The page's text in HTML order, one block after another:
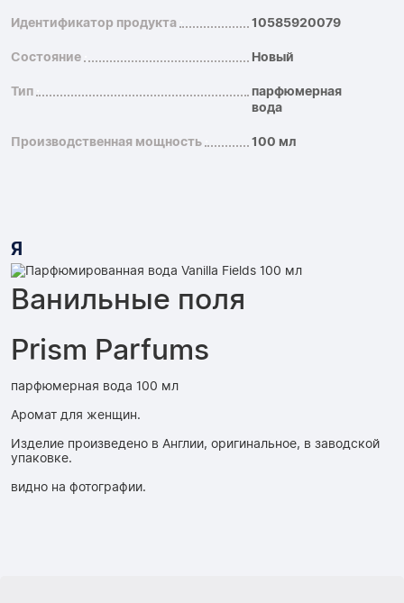
Идентификатор продукта 10585920079
Состояние Новый
Тип
парфюмерная
вода
Производственная мощность 100 мл
Я
Ванильные поля
Prism Parfums
парфюмерная вода 100 мл
Аромат для женщин.
Изделие произведено в Англии, оригинальное, в заводской
упаковке.
видно на фотографии.